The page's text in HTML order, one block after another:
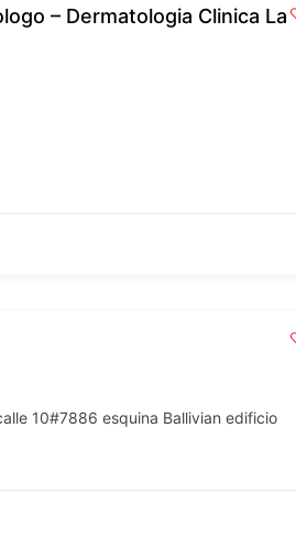
– Dermatologia Clinica La
10#7886 esquina Ballivian edificio